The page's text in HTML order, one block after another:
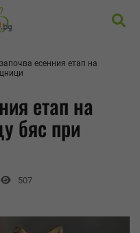
есенния етап на
етап на
бяс при
507